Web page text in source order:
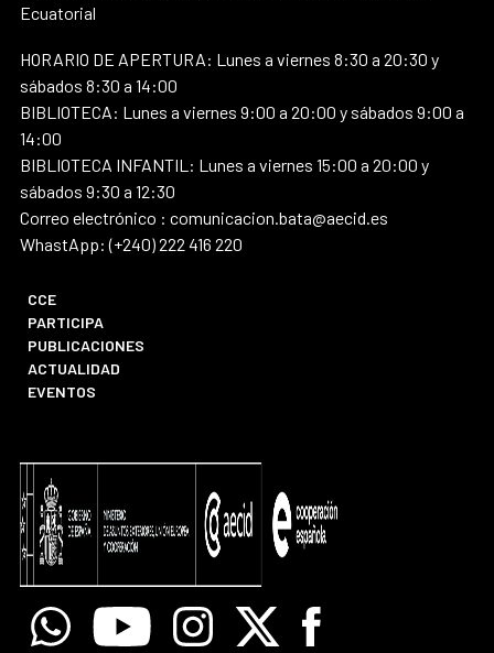
Ecuatorial
HORARIO DE APERTURA: Lunes a viernes 8:30 a 20:30 y
sábados 8:30 a 14:00
BIBLIOTECA: Lunes a viernes 9:00 a 20:00 y sábados 9:00 a
14:00
BIBLIOTECA INFANTIL: Lunes a viernes 15:00 a 20:00 y
sábados 9:30 a 12:30
Correo electrónico : comunicacion.bata@aecid.es
WhastApp: (+240) 222 416 220
CCE
PARTICIPA
PUBLICACIONES
ACTUALIDAD
EVENTOS
WhatsappYoutube Instagram
X Facebook